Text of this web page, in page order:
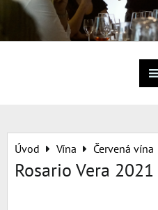
Úvod Vína Červená vína
Rosario Vera 2021